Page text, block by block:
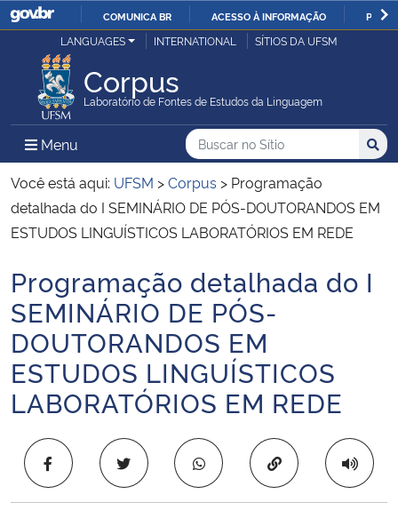
IR
COMUNICA BR ACESSO À INFORMAÇÃO
Ministério da Justiça e Segurança Pública
Ministério da Defesa
Ministério das Relações Exteriores
Ministério da Economia
Ministério da Infraestrutura
Ministério da Agricultura, Pecuária e Abastecimento
Ministério da Educação
Ministério da Cidadania
Ministério da Saúde
Ministério de Minas e Energia
LANGUAGES INTERNATIONAL SÍTIOS DA UFSM
Corpus
Laboratório de Fontes de Estudos da Linguagem
Menu Menu Principal do Sítio
Busca
Buscar no no Sítio
Busca:
Você está aqui: UFSM >Corpus > Programação
detalhada do I SEMINÁRIO DE PÓS-DOUTORANDOS EM
ESTUDOS LINGUÍSTICOS LABORATÓRIOS EM REDE
Início do conteúdo
Programação detalhada do I
SEMINÁRIO DE PÓS-
DOUTORANDOS EM
ESTUDOS LINGUÍSTICOS
LABORATÓRIOS EM REDE
Copiar para área